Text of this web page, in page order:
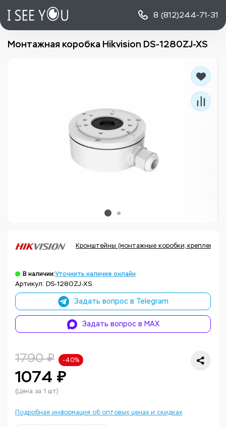
8 (812)244-71-31
Монтажная коробка Hikvision DS-1280ZJ-XS
Кронштейны (монтажные коробки, крепления,
В наличии:Уточнить наличие онлайн
Артикул: DS-1280ZJ-XS
Задать вопрос в Telegram
Задать вопрос в MAX
1790 ₽ -40%
1074 ₽
(Цена за 1 шт)
Подробная информация об оптовых ценах и скидках